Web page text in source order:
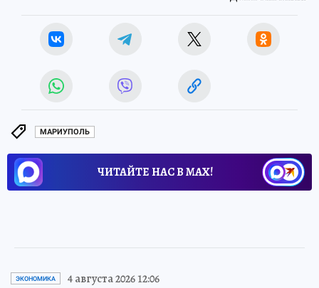
МАРИУПОЛЬ
ЧИТАЙТЕ НАС В МАХ!
ЭКОНОМИКА 4 августа 2026 12:06